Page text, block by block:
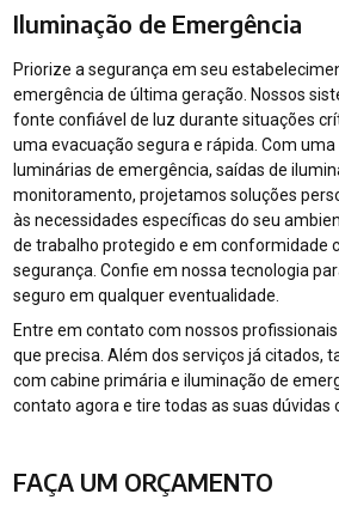
Iluminação de Emergência
Priorize a segurança em seu
emergência de última geração. Nossos
fonte confiável de luz durante situações
uma evacuação segura e rápida. Com
luminárias de emergência, saídas de
monitoramento, projetamos soluções
às necessidades específicas do seu
de trabalho protegido e em conformidade
segurança. Confie em nossa tecnologia
seguro em qualquer eventualidade.
Entre em contato com nossos
que precisa. Além dos serviços já citados,
com cabine primária e iluminação de
contato agora e tire todas as suas dúvidas
FAÇA UM ORÇAMENTO